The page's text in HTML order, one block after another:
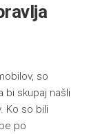
so
bi skupaj našli
Ko so bili
po